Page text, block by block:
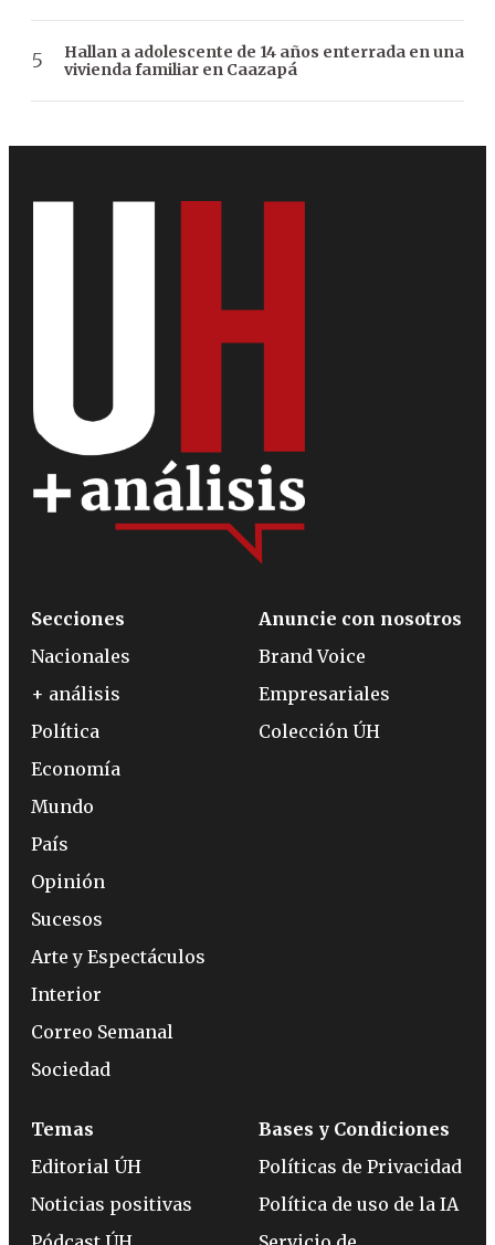
Hallan a adolescente de 14 años enterrada en una
vivienda familiar en Caazapá
Secciones
Nacionales
+ análisis
Política
Economía
Mundo
País
Opinión
Sucesos
Arte y Espectáculos
Interior
Correo Semanal
Sociedad
Anuncie con nosotros
Brand Voice
Empresariales
Colección ÚH
Temas
Editorial ÚH
Noticias positivas
Bases y Condiciones
Políticas de Privacidad
Política de uso de la IA